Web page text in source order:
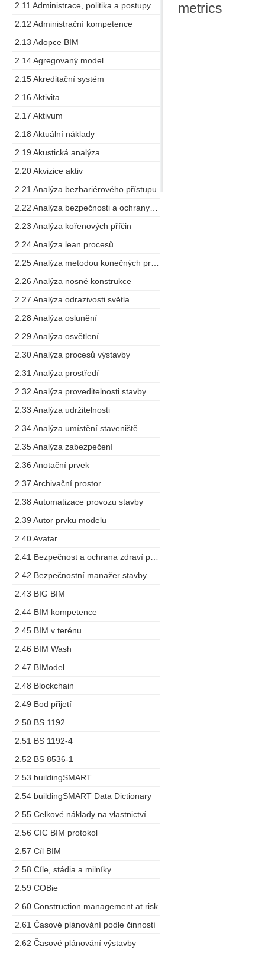
2.11 Administrace, politika a postupy
2.12 Administrační kompetence
2.13 Adopce BIM
2.14 Agregovaný model
2.15 Akreditační systém
2.16 Aktivita
2.17 Aktivum
2.18 Aktuální náklady
2.19 Akustická analýza
2.20 Akvizice aktiv
2.21 Analýza bezbariérového přístupu
2.23 Analýza kořenových příčin
2.24 Analýza lean procesů
2.26 Analýza nosné konstrukce
2.27 Analýza odrazivosti světla
2.28 Analýza oslunění
2.29 Analýza osvětlení
2.30 Analýza procesů výstavby
2.31 Analýza prostředí
2.32 Analýza proveditelnosti stavby
2.33 Analýza udržitelnosti
2.34 Analýza umístění staveniště
2.35 Analýza zabezpečení
2.36 Anotační prvek
2.37 Archivační prostor
2.38 Automatizace provozu stavby
2.39 Autor prvku modelu
2.40 Avatar
2.42 Bezpečnostní manažer stavby
2.43 BIG BIM
2.44 BIM kompetence
2.45 BIM v terénu
2.46 BIM Wash
2.47 BIModel
2.48 Blockchain
2.49 Bod přijetí
2.50 BS 1192
2.51 BS 1192-4
2.52 BS 8536-1
2.53 buildingSMART
2.54 buildingSMART Data Dictionary
2.55 Celkové náklady na vlastnictví
2.56 CIC BIM protokol
2.57 Cíl BIM
2.58 Cíle, stádia a milníky
2.59 COBie
2.60 Construction management at risk
2.61 Časové plánování podle činností
2.62 Časové plánování výstavby
metrics